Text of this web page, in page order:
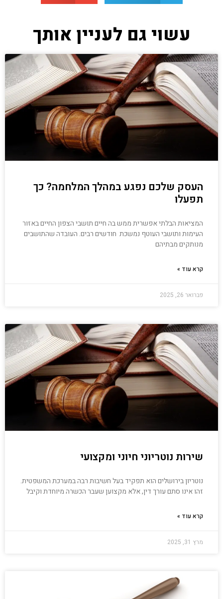
עשוי גם לעניין אותך
העסק שלכם נפגע במהלך המלחמה? כך
תפעלו
המציאות הבלתי אפשרית ממש בה חיים תושבי הצפון החיים באזור
העימות ותושבי העוטף נמשכת חודשים רבים. העובדה שהתושבים
מנותקים מבתיהם
קרא עוד »
פברואר 26, 2025
שירות נוטריוני חיוני ומקצועי
נוטריון בירושלים הוא תפקיד בעל חשיבות רבה במערכת המשפטית.
זהו אינו סתם עורך דין, אלא מקצוען שעבר הכשרה מיוחדת וקיבל
קרא עוד »
מרץ 31, 2025